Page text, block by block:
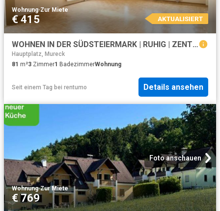
Wohnung·Zur Miete
€ 415 AKTUALISIERT
WOHNEN IN DER SÜDSTEIERMARK | RUHIG | ZENTRUMSNAH | 3 ZIMMER WOHNUNG
Hauptplatz, Mureck
81 m²3 Zimmer1 BadezimmerWohnung
Seit einem Tag bei rentumo Details ansehen
Foto anschauen
Wohnung·Zur Miete
€ 769